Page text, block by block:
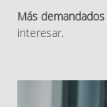
Más
interesar.